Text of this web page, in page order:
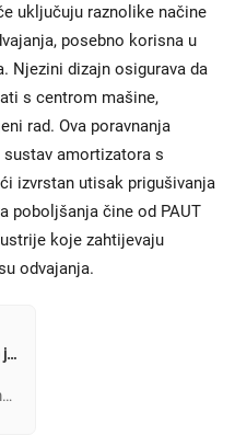
s
uključuju raznolike načine
posebno korisna u
Njezini dizajn osigurava da
s centrom mašine,
rad. Ova poravnanja
amortizatora s
izvrstan utisak prigušivanja
poboljšanja čine od PAUT
koje zahtijevaju
odvajanja.